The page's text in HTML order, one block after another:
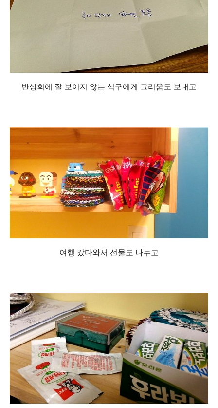
반상회에 잘 보이지 않는 식구에게 그리움도 보내고
여행 갔다와서 선물도 나누고